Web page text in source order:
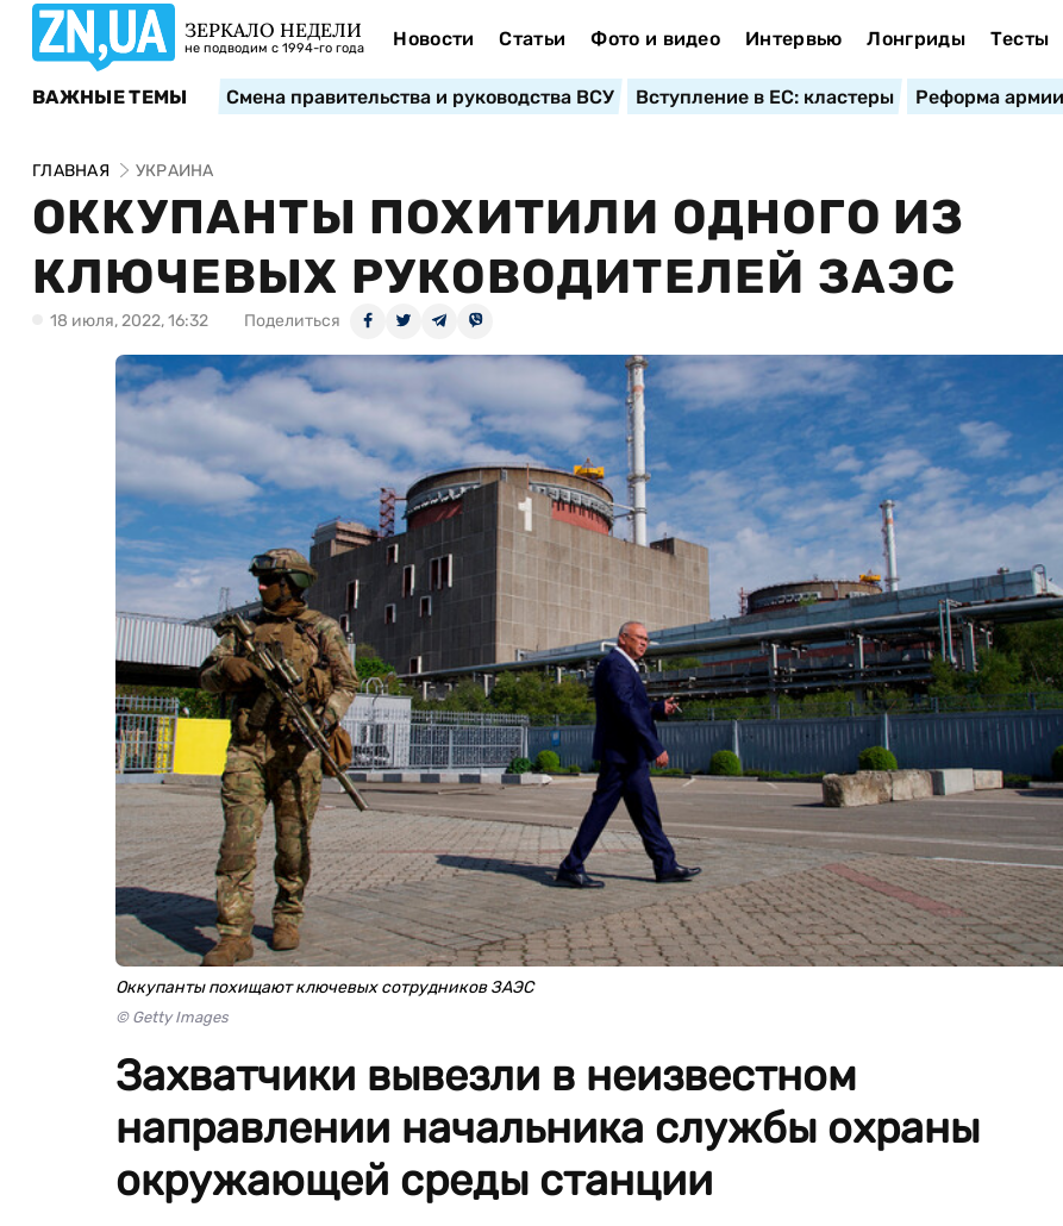
ЗЕРКАЛО НЕДЕЛИ
не подводим с 1994-го года Новости Статьи Фото и видео Интервью Лонгриды Тесты
ВАЖНЫЕ ТЕМЫ Смена правительства и руководства ВСУ Вступление в ЕС: кластеры Реформа армии
ГЛАВНАЯ УКРАИНА
ОККУПАНТЫ ПОХИТИЛИ ОДНОГО ИЗ
КЛЮЧЕВЫХ РУКОВОДИТЕЛЕЙ ЗАЭС
18 июля, 2022, 16:32 Поделиться
Оккупанты похищают ключевых сотрудников ЗАЭС
© Getty Images
Захватчики вывезли в неизвестном
направлении начальника службы охраны
окружающей среды станции